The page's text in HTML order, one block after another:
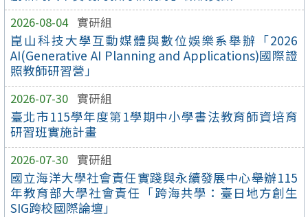
2026-08-04 實研組
崑山科技大學互動媒體與數位娛樂系舉辦「2026
AI(Generative AI Planning and Applications)國際證
照教師研習營」
2026-07-30 實研組
臺北市115學年度第1學期中小學書法教育師資培育
研習班實施計畫
2026-07-30 實研組
國立海洋大學社會責任實踐與永續發展中心舉辦115
年教育部大學社會責任「跨海共學：臺日地方創生
SIG跨校國際論壇」